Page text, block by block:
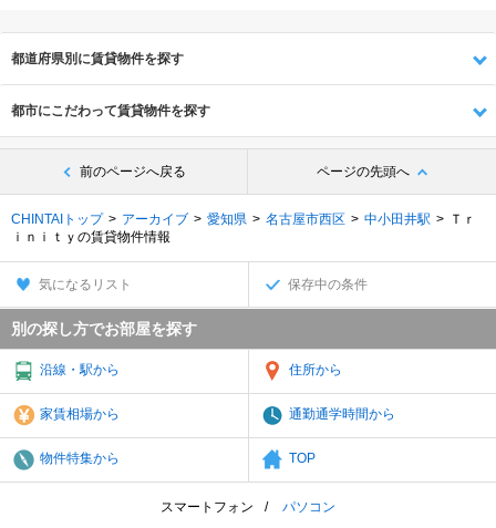
都道府県別に賃貸物件を探す
都市にこだわって賃貸物件を探す
前のページへ戻る ページの先頭へ
CHINTAIトップ アーカイブ 愛知県 名古屋市西区 中小田井駅
Ｔｒ
ｉｎｉｔｙの賃貸物件情報
気になるリスト 保存中の条件
別の探し方でお部屋を探す
沿線・駅から 住所から
家賃相場から 通勤通学時間から
物件特集から TOP
スマートフォン パソコン